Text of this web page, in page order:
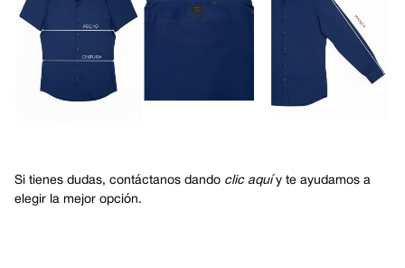
Si tienes dudas, contáctanos dando clic aquíy te ayudamos a
elegir la mejor opción.